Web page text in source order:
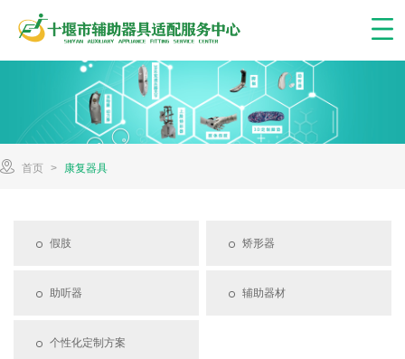
首页 > 康复器具
假肢 矫形器
助听器 辅助器材
个性化定制方案